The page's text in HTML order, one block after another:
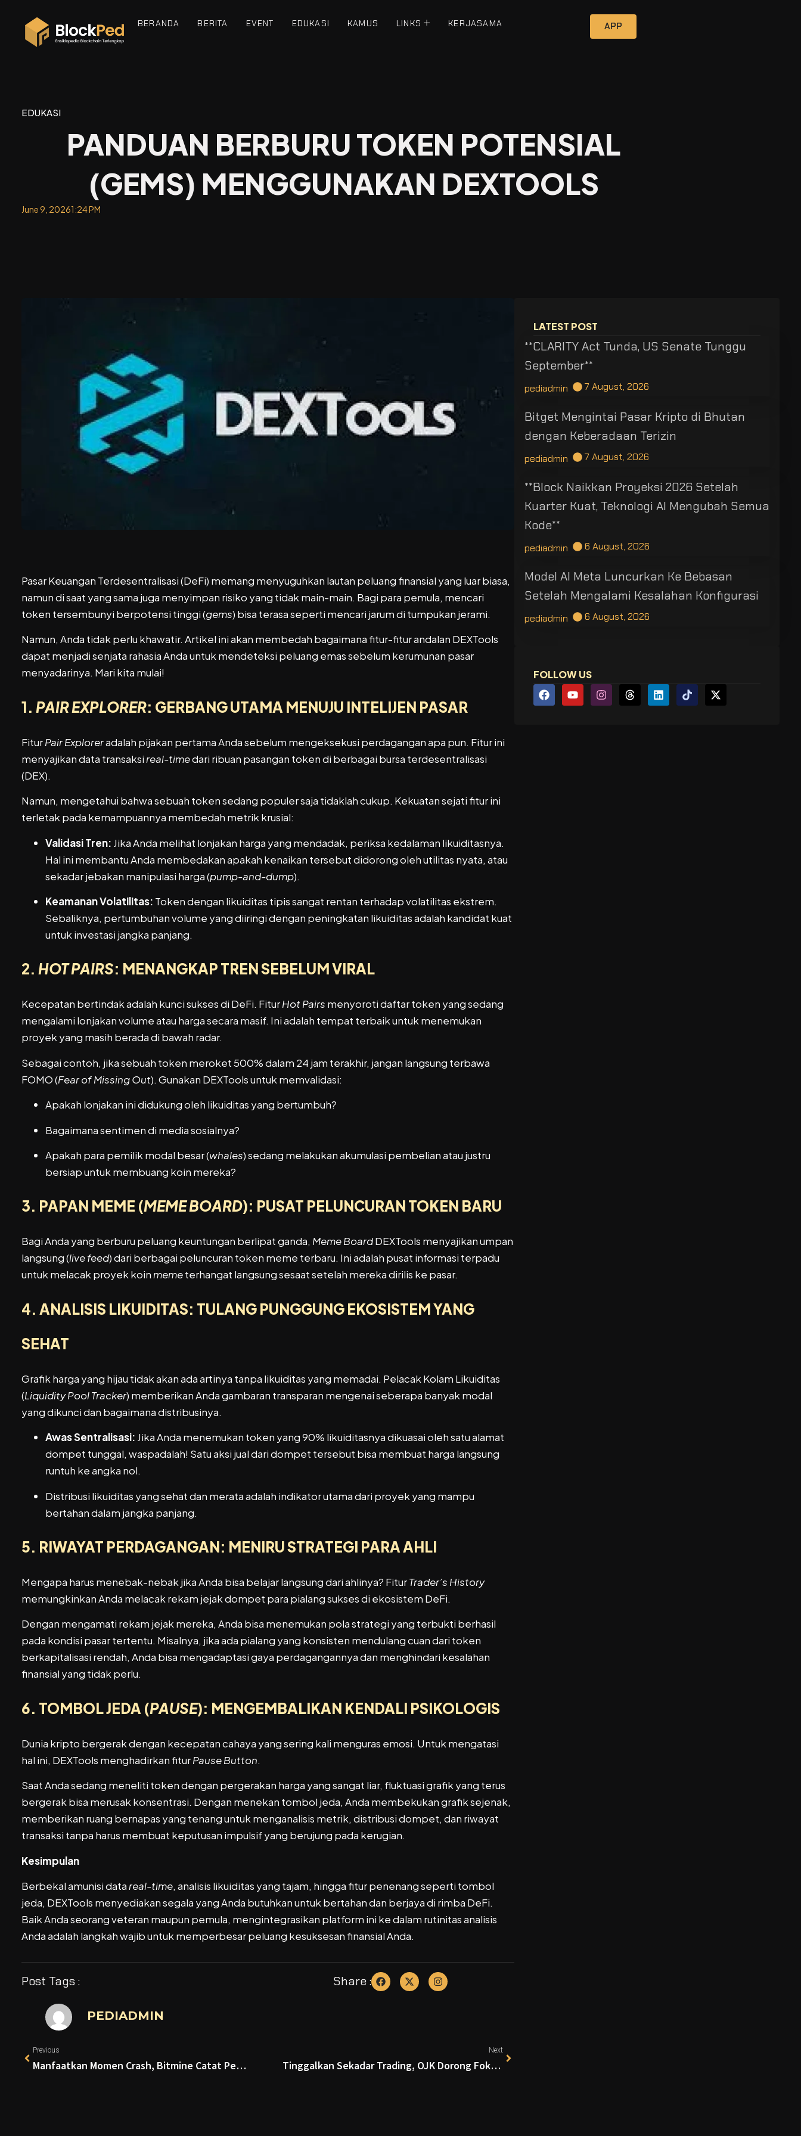
BERANDA BERITA EVENT EDUKASI KAMUS LINKS KERJASAMA APP
EDUKASI
PANDUAN BERBURU TOKEN POTENSIAL
(GEMS) MENGGUNAKAN DEXTOOLS
June 9, 20261:24 PM
Pasar Keuangan Terdesentralisasi (DeFi) memang menyuguhkan lautan peluang finansial yang luar biasa,
namun di saat yang sama juga menyimpan risiko yang tidak main-main. Bagi para pemula, mencari
token tersembunyi berpotensi tinggi (gems) bisa terasa seperti mencari jarum di tumpukan jerami.
Namun, Anda tidak perlu khawatir. Artikel ini akan membedah bagaimana fitur-fitur andalan DEXTools
dapat menjadi senjata rahasia Anda untuk mendeteksi peluang emas sebelum kerumunan pasar
menyadarinya. Mari kita mulai!
1. PAIR EXPLORER: GERBANG UTAMA MENUJU INTELIJEN PASAR
FiturPair Exploreradalah pijakan pertama Anda sebelum mengeksekusi perdagangan apa pun. Fitur ini
menyajikan data transaksireal-timedari ribuan pasangan token di berbagai bursa terdesentralisasi
(DEX).
Namun, mengetahui bahwa sebuah token sedang populer saja tidaklah cukup. Kekuatan sejati fitur ini
terletak pada kemampuannya membedah metrik krusial:
Validasi Tren: Jika Anda melihat lonjakan harga yang mendadak, periksa kedalaman likuiditasnya.
Hal ini membantu Anda membedakan apakah kenaikan tersebut didorong oleh utilitas nyata, atau
sekadar jebakan manipulasi harga (pump-and-dump).
Keamanan Volatilitas: Token dengan likuiditas tipis sangat rentan terhadap volatilitas ekstrem.
Sebaliknya, pertumbuhan volume yang diiringi dengan peningkatan likuiditas adalah kandidat kuat
untuk investasi jangka panjang.
2. HOT PAIRS: MENANGKAP TREN SEBELUM VIRAL
Kecepatan bertindak adalah kunci sukses di DeFi. FiturHot Pairs menyoroti daftar token yang sedang
mengalami lonjakan volume atau harga secara masif. Ini adalah tempat terbaik untuk menemukan
proyek yang masih berada di bawah radar.
Sebagai contoh, jika sebuah token meroket 500% dalam 24 jam terakhir, jangan langsung terbawa
FOMO (Fear of Missing Out). Gunakan DEXTools untuk memvalidasi:
Apakah lonjakan ini didukung oleh likuiditas yang bertumbuh?
Bagaimana sentimen di media sosialnya?
Apakah para pemilik modal besar (whales) sedang melakukan akumulasi pembelian atau justru
bersiap untuk membuang koin mereka?
3. PAPAN MEME (MEME BOARD): PUSAT PELUNCURAN TOKEN BARU
Bagi Anda yang berburu peluang keuntungan berlipat ganda, Meme BoardDEXTools menyajikan umpan
langsung (live feed) dari berbagai peluncuran token meme terbaru. Ini adalah pusat informasi terpadu
untuk melacak proyek koinmemeterhangat langsung sesaat setelah mereka dirilis ke pasar.
4. ANALISIS LIKUIDITAS: TULANG PUNGGUNG EKOSISTEM YANG
SEHAT
Grafik harga yang hijau tidak akan ada artinya tanpa likuiditas yang memadai. Pelacak Kolam Likuiditas
(Liquidity Pool Tracker) memberikan Anda gambaran transparan mengenai seberapa banyak modal
yang dikunci dan bagaimana distribusinya.
Awas Sentralisasi: Jika Anda menemukan token yang 90% likuiditasnya dikuasai oleh satu alamat
dompet tunggal, waspadalah! Satu aksi jual dari dompet tersebut bisa membuat harga langsung
runtuh ke angka nol.
Distribusi likuiditas yang sehat dan merata adalah indikator utama dari proyek yang mampu
bertahan dalam jangka panjang.
5. RIWAYAT PERDAGANGAN: MENIRU STRATEGI PARA AHLI
Mengapa harus menebak-nebak jika Anda bisa belajar langsung dari ahlinya? FiturTrader’s History
memungkinkan Anda melacak rekam jejak dompet para pialang sukses di ekosistem DeFi.
Dengan mengamati rekam jejak mereka, Anda bisa menemukan pola strategi yang terbukti berhasil
pada kondisi pasar tertentu. Misalnya, jika ada pialang yang konsisten mendulang cuan dari token
berkapitalisasi rendah, Anda bisa mengadaptasi gaya perdagangannya dan menghindari kesalahan
finansial yang tidak perlu.
6. TOMBOL JEDA (PAUSE): MENGEMBALIKAN KENDALI PSIKOLOGIS
Dunia kripto bergerak dengan kecepatan cahaya yang sering kali menguras emosi. Untuk mengatasi
hal ini, DEXTools menghadirkan fiturPause Button.
Saat Anda sedang meneliti token dengan pergerakan harga yang sangat liar, fluktuasi grafik yang terus
bergerak bisa merusak konsentrasi. Dengan menekan tombol jeda, Anda membekukan grafik sejenak,
memberikan ruang bernapas yang tenang untuk menganalisis metrik, distribusi dompet, dan riwayat
transaksi tanpa harus membuat keputusan impulsif yang berujung pada kerugian.
Kesimpulan
Berbekal amunisi datareal-time, analisis likuiditas yang tajam, hingga fitur penenang seperti tombol
jeda, DEXTools menyediakan segala yang Anda butuhkan untuk bertahan dan berjaya di rimba DeFi.
Baik Anda seorang veteran maupun pemula, mengintegrasikan platform ini ke dalam rutinitas analisis
Anda adalah langkah wajib untuk memperbesar peluang kesuksesan finansial Anda.
Post Tags : Share :
PEDIADMIN
Previous
Manfaatkan Momen Crash, Bitmine Catat Pembelian Ethereum Terbesar Sepanjang 2026
Next
Tinggalkan Sekadar Trading, OJK Dorong Fokus Kripto RI ke Stablecoin dan Tokenisasi RWA
LATEST POST
**CLARITY Act Tunda, US Senate Tunggu
September**
pediadmin 7 August, 2026
Bitget Mengintai Pasar Kripto di Bhutan
dengan Keberadaan Terizin
pediadmin 7 August, 2026
**Block Naikkan Proyeksi 2026 Setelah
Kuarter Kuat, Teknologi AI Mengubah Semua
Kode**
pediadmin 6 August, 2026
Model AI Meta Luncurkan Ke Bebasan
Setelah Mengalami Kesalahan Konfigurasi
pediadmin 6 August, 2026
FOLLOW US